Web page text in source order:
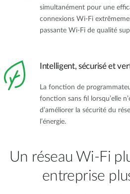
simultanément pour une
connexions Wi-Fi
passante Wi-Fi de qualité
Intelligent, sécurisé et
La fonction de
fonction sans fil lorsqu’elle
d’améliorer la sécurité du
l’énergie.
Un réseau Wi-Fi
entreprise